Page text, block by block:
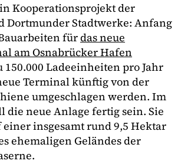
Kooperationsprojekt der
Dortmunder Stadtwerke: Anfang
fürdas neue
am Osnabrücker Hafen
150.000 Ladeeinheiten pro Jahr
Terminal künftig von der
umgeschlagen werden. Im
die neue Anlage fertig sein. Sie
insgesamt rund 9,5 Hektar
ehemaligen Geländes der